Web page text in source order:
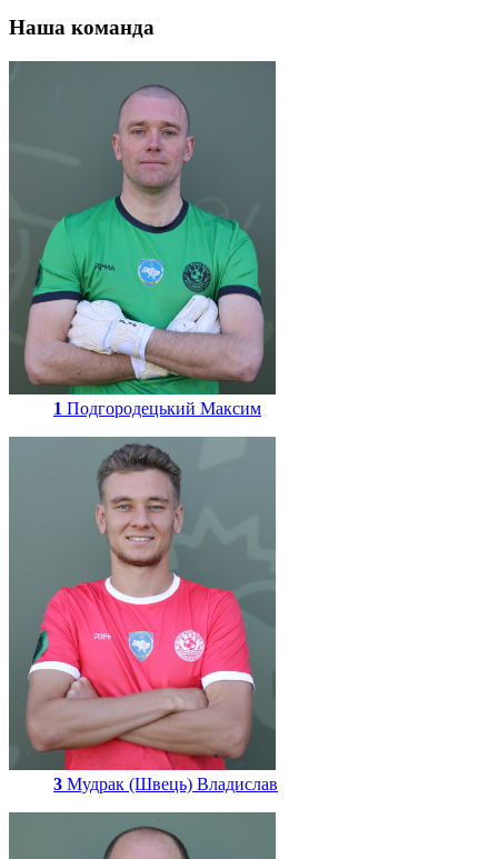
Наша команда
1 Подгородецький Максим
3 Мудрак (Швець) Владислав